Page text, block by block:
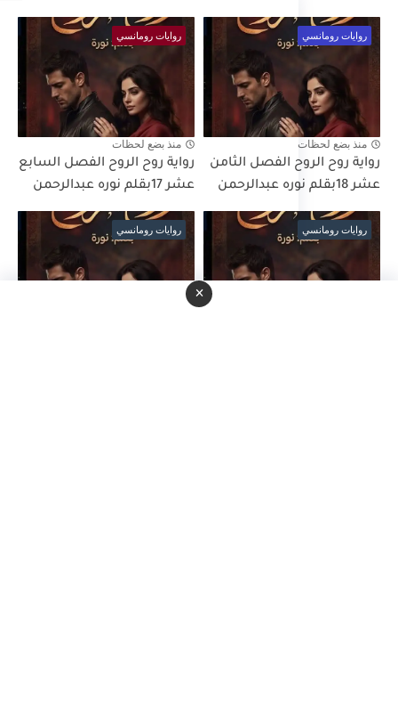
روايات رومانسي
منذ بضع لحظات
رواية روح الروح الفصل الثامن
عشر 18بقلم نوره عبدالرحمن
روايات رومانسي
منذ بضع لحظات
رواية روح الروح الفصل السابع
عشر 17بقلم نوره عبدالرحمن
روايات رومانسي روايات رومانسي
×